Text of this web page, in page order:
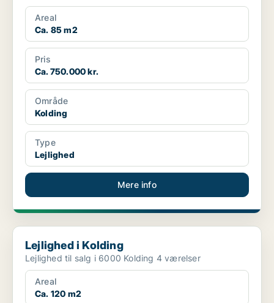
Areal
Ca. 85 m2
Pris
Ca. 750.000 kr.
Område
Kolding
Type
Lejlighed
Mere info
Lejlighed i Kolding
Lejlighed i Kolding
Lejlighed til salg i 6000 Kolding 4 værelser
Areal
Ca. 120 m2